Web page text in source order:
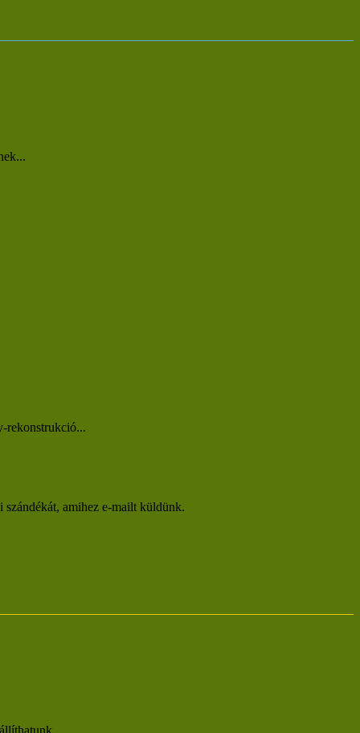
rekonstrukció...
amihez e-mailt küldünk.